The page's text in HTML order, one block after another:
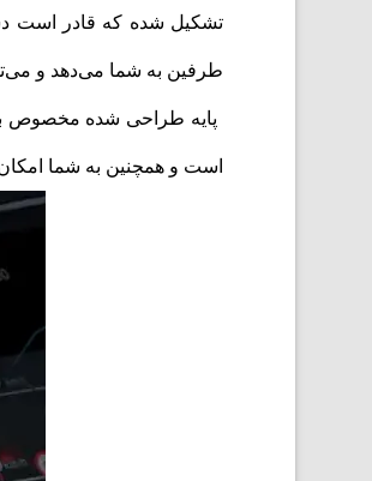
طرفین به شما می‌دهد و
است و همچنین به شما